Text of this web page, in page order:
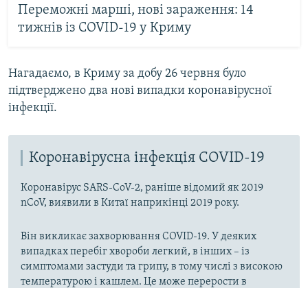
Переможні марші, нові зараження: 14
тижнів із COVID-19 у Криму
Нагадаємо, в Криму за добу 26 червня було
підтверджено два нові випадки коронавірусної
інфекції.
Коронавірусна інфекція COVID-19
Коронавірус SARS-CoV-2, раніше відомий як 2019
nCoV, виявили в Китаї наприкінці 2019 року.
Він викликає захворювання COVID-19. У деяких
випадках перебіг хвороби легкий, в інших – із
симптомами застуди та грипу, в тому числі з високою
температурою і кашлем. Це може перерости в